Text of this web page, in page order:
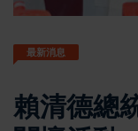
最新消息
賴清德總